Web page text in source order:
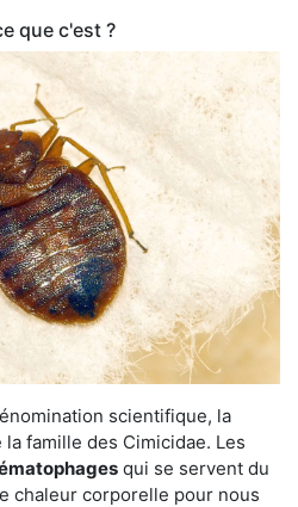
que c'est ?
scientifique, la
famille des Cimicidae. Les
qui se servent du
chaleur corporelle pour nous